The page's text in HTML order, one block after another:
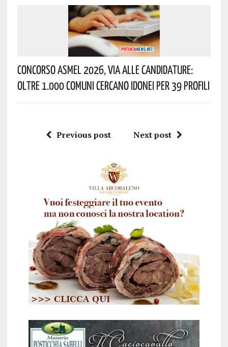
Concorso Asmel 2026, Via Alle Candidature:
Oltre 1.000 Comuni Cercano Idonei Per 39 Profili
Previous post Next post